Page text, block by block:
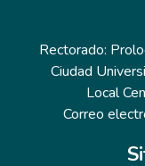
Rectorado:
Ciudad
Local
Correo